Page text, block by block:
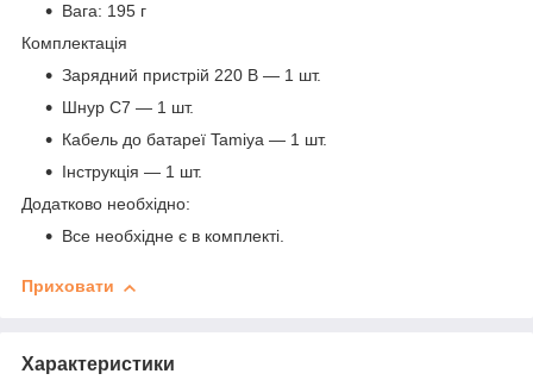
Вага: 195 г
Комплектація
Зарядний пристрій 220 В — 1 шт.
Шнур С7 — 1 шт.
Кабель до батареї Tamiya — 1 шт.
Інструкція — 1 шт.
Додатково необхідно:
Все необхідне є в комплекті.
Приховати
Характеристики